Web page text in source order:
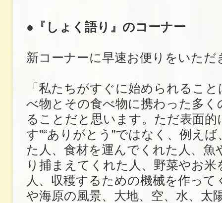
●『しょく語り』のコーナー
新コーナーに早速お便りをいただ
「私たちがすぐに始められるこ
べ物とその食べ物に携わった多く
ることだと思います。ただ表面的
す”“ありがとう”ではなく、例え
た人、食材を運んでくれた人、魚
り捕まえてくれた人、野菜やお
人、収穫するための機械を作って
や海原の風景、大地、空、水、太